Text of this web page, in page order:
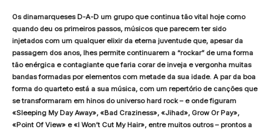
Os dinamarqueses D-A-D um grupo que continua tão vital hoje como
quando deu os primeiros passos, músicos que parecem ter sido
injetados com um qualquer elixir da eterna juventude que, apesar da
passagem dos anos, lhes permite continuarem a “rockar” de uma forma
tão enérgica e contagiante que faria corar de inveja e vergonha muitas
bandas formadas por elementos com metade da sua idade. A par da boa
forma do quarteto está a sua música, com um repertório de canções que
se transformaram em hinos do universo hard rock – e onde figuram
«Sleeping My Day Away», «Bad Craziness», «Jihad», Grow Or Pay»,
«Point Of View» e «I Won’t Cut My Hair», entre muitos outros – prontos a